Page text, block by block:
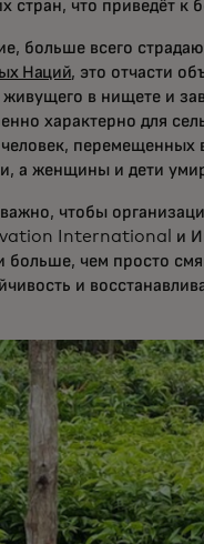
стран, что приведёт
больше всего
Наций, это отчасти
в нищете и
характерно для
перемещенных
а женщины и дети
чтобы
International и
больше, чем просто
и